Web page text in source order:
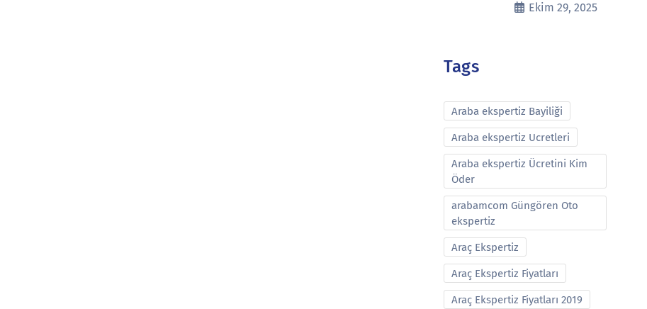
Ekim 29, 2025
Tags
Araba ekspertiz Bayiliği
Araba ekspertiz Ucretleri
Araba ekspertiz Ücretini Kim
Öder
arabamcom Güngören Oto
ekspertiz
Araç Ekspertiz
Araç Ekspertiz Fiyatları
Araç Ekspertiz Fiyatları 2019